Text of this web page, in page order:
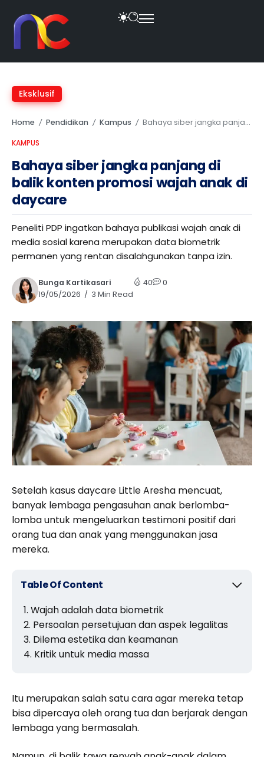
Eksklusif
Home / Pendidikan / Kampus / Bahaya siber jangka panjang di balik konten promosi wajah anak di daycare
KAMPUS
Bahaya siber jangka panjang di
balik konten promosi wajah anak di
daycare
Peneliti PDP ingatkan bahaya publikasi wajah anak di
media sosial karena merupakan data biometrik
permanen yang rentan disalahgunakan tanpa izin.
Bunga Kartikasari
19/05/2026
3 Min Read
40 0
Setelah kasus daycare Little Aresha mencuat,
banyak lembaga pengasuhan anak berlomba-
lomba untuk mengeluarkan testimoni positif dari
orang tua dan anak yang menggunakan jasa
mereka.
Table Of Content
Wajah adalah data biometrik
Persoalan persetujuan dan aspek legalitas
Dilema estetika dan keamanan
Kritik untuk media massa
Itu merupakan salah satu cara agar mereka tetap
bisa dipercaya oleh orang tua dan berjarak dengan
lembaga yang bermasalah.